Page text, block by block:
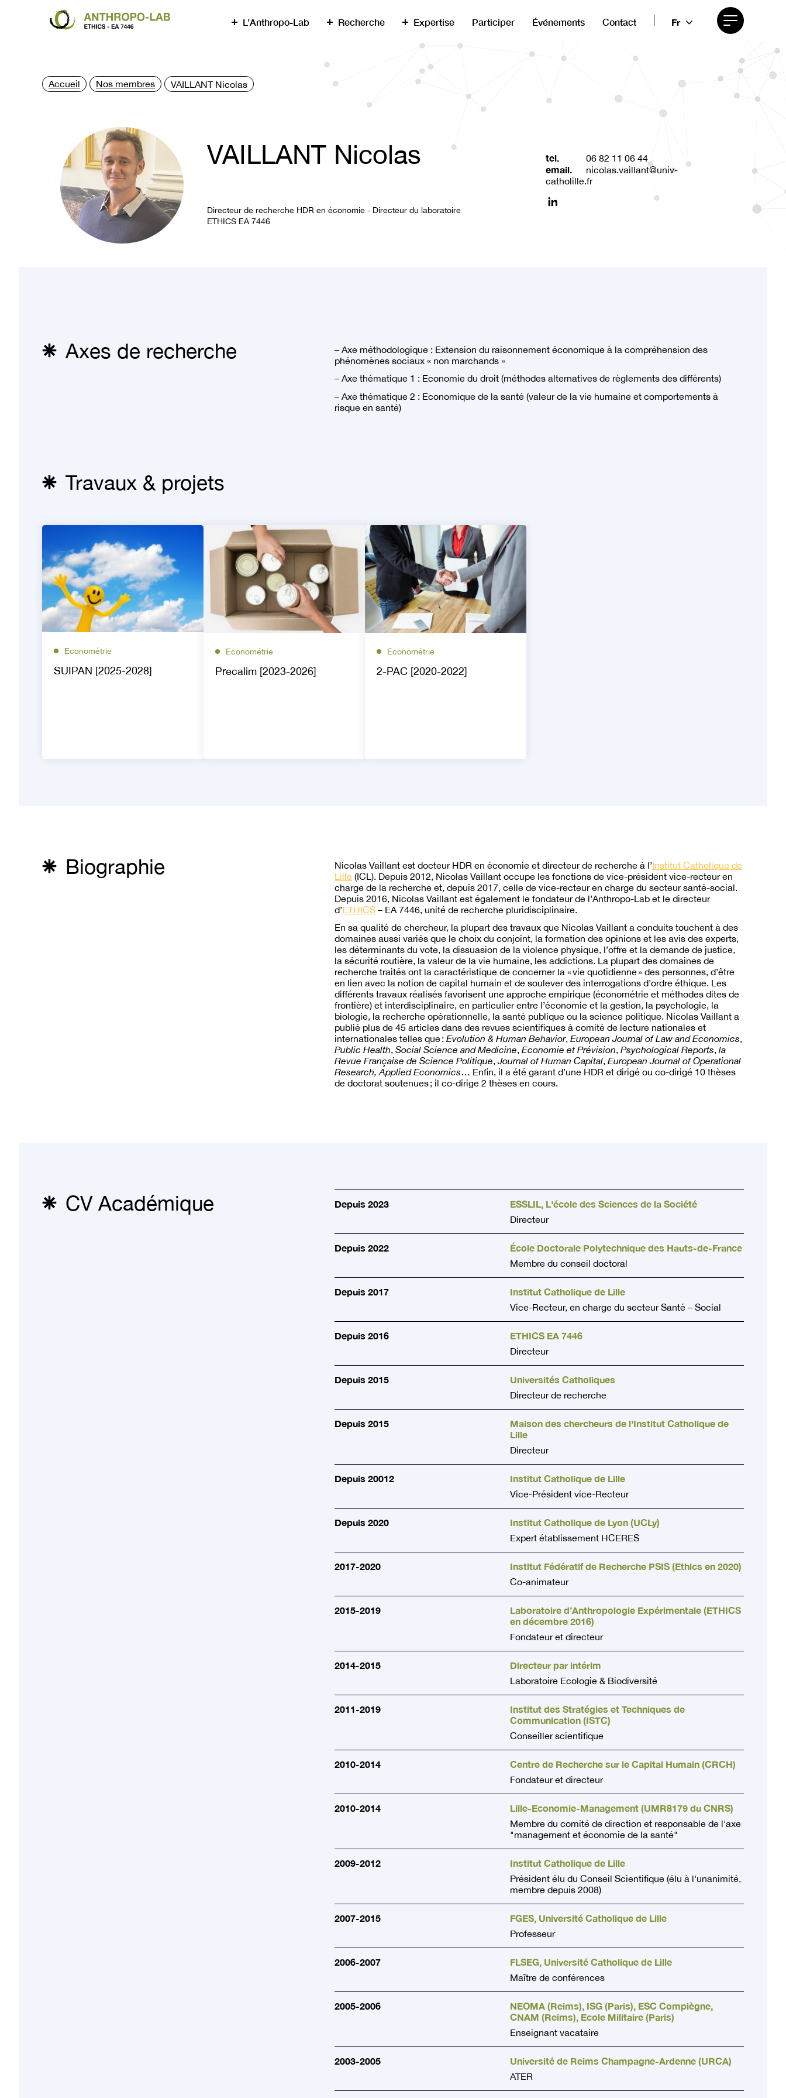
L’Anthropo-Lab Recherche Expertise Participer Événements Contact Fr
Afficher
le
Accueil Nos membres VAILLANT Nicolas
VAILLANT Nicolas
Directeur de recherche HDR en économie - Directeur du laboratoire
ETHICS EA 7446
tel. 06 82 11 06 44
email.
nicolas.vaillant@univ-
catholille.fr
Axes de recherche
– Axe méthodologique : Extension du raisonnement économique à la compréhension des
phénomènes sociaux « non marchands »
– Axe thématique 1 : Economie du droit (méthodes alternatives de règlements des différents)
– Axe thématique 2 : Economique de la santé (valeur de la vie humaine et comportements à
risque en santé)
Travaux & projets
Econométrie
SUIPAN [2025-2028]
Econométrie
Precalim [2023-2026]
Econométrie
2-PAC [2020-2022]
Biographie Nicolas Vaillant est docteur HDR en économie et directeur de recherche à l’Institut Catholique de
Lille (ICL). Depuis 2012, Nicolas Vaillant occupe les fonctions de vice-président vice-recteur en
charge de la recherche et, depuis 2017, celle de vice-recteur en charge du secteur santé-social.
Depuis 2016, Nicolas Vaillant est également le fondateur de l’Anthropo-Lab et le directeur
d’ETHICS – EA 7446, unité de recherche pluridisciplinaire.
En sa qualité de chercheur, la plupart des travaux que Nicolas Vaillant a conduits touchent à des
domaines aussi variés que le choix du conjoint, la formation des opinions et les avis des experts,
les déterminants du vote, la dissuasion de la violence physique, l’offre et la demande de justice,
la sécurité routière, la valeur de la vie humaine, les addictions. La plupart des domaines de
recherche traités ont la caractéristique de concerner la « vie quotidienne » des personnes, d’être
en lien avec la notion de capital humain et de soulever des interrogations d’ordre éthique. Les
différents travaux réalisés favorisent une approche empirique (économétrie et méthodes dites de
frontière) et interdisciplinaire, en particulier entre l’économie et la gestion, la psychologie, la
biologie, la recherche opérationnelle, la santé publique ou la science politique. Nicolas Vaillant a
publié plus de 45 articles dans des revues scientifiques à comité de lecture nationales et
internationales telles que : Evolution & Human Behavior, European Journal of Law and Economics,
Public Health, Social Science and Medicine, Economie et Prévision, Psychological Reports, la
Revue Française de Science Politique,Journal of Human Capital, European Journal of Operational
Research, Applied Economics… Enfin, il a été garant d’une HDR et dirigé ou co-dirigé 10 thèses
de doctorat soutenues ; il co-dirige 2 thèses en cours.
CV Académique Depuis 2023 ESSLIL, L'école des Sciences de la Société
Directeur
Depuis 2022 École Doctorale Polytechnique des Hauts-de-France
Membre du conseil doctoral
Depuis 2017 Institut Catholique de Lille
Vice-Recteur, en charge du secteur Santé – Social
Depuis 2016 ETHICS EA 7446
Directeur
Depuis 2015 Universités Catholiques
Directeur de recherche
Depuis 2015
Maison des chercheurs de l'Institut Catholique de
Lille
Directeur
Depuis 20012 Institut Catholique de Lille
Vice-Président vice-Recteur
Depuis 2020 Institut Catholique de Lyon (UCLy)
Expert établissement HCERES
2017-2020 Institut Fédératif de Recherche PSIS (Ethics en 2020)
Co-animateur
2015-2019
Laboratoire d’Anthropologie Expérimentale (ETHICS
en décembre 2016)
Fondateur et directeur
2014-2015 Directeur par intérim
Laboratoire Ecologie & Biodiversité
2011-2019
Institut des Stratégies et Techniques de
Communication (ISTC)
Conseiller scientifique
2010-2014 Centre de Recherche sur le Capital Humain (CRCH)
Fondateur et directeur
2010-2014 Lille-Economie-Management (UMR8179 du CNRS)
Membre du comité de direction et responsable de l'axe
"management et économie de la santé"
2009-2012 Institut Catholique de Lille
Président élu du Conseil Scientifique (élu à l'unanimité,
membre depuis 2008)
2007-2015 FGES, Université Catholique de Lille
Professeur
2006-2007 FLSEG, Université Catholique de Lille
Maître de conférences
2005-2006
NEOMA (Reims), ISG (Paris), ESC Compiègne,
CNAM (Reims), Ecole Militaire (Paris)
Enseignant vacataire
2003-2005 Université de Reims Champagne-Ardenne (URCA)
ATER